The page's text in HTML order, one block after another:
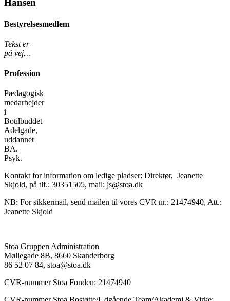
Hansen
Bestyrelsesmedlem
Tekst er
på vej…
Profession
Pædagogisk
medarbejder
i
Botilbuddet
Adelgade,
uddannet
BA.
Psyk.
Kontakt for information om ledige pladser: Direktør, Jeanette
Skjold, på tlf.: 30351505, mail: js@stoa.dk
NB: For sikkermail, send mailen til vores CVR nr.: 21474940, Att.:
Jeanette Skjold
Stoa Gruppen Administration
Møllegade 8B, 8660 Skanderborg
86 52 07 84, stoa@stoa.dk
CVR-nummer Stoa Fonden: 21474940